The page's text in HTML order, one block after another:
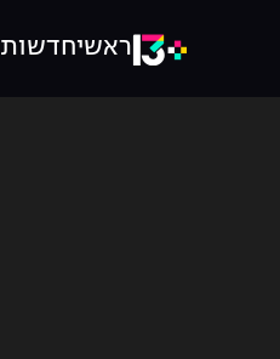
ראשיחדשות 13